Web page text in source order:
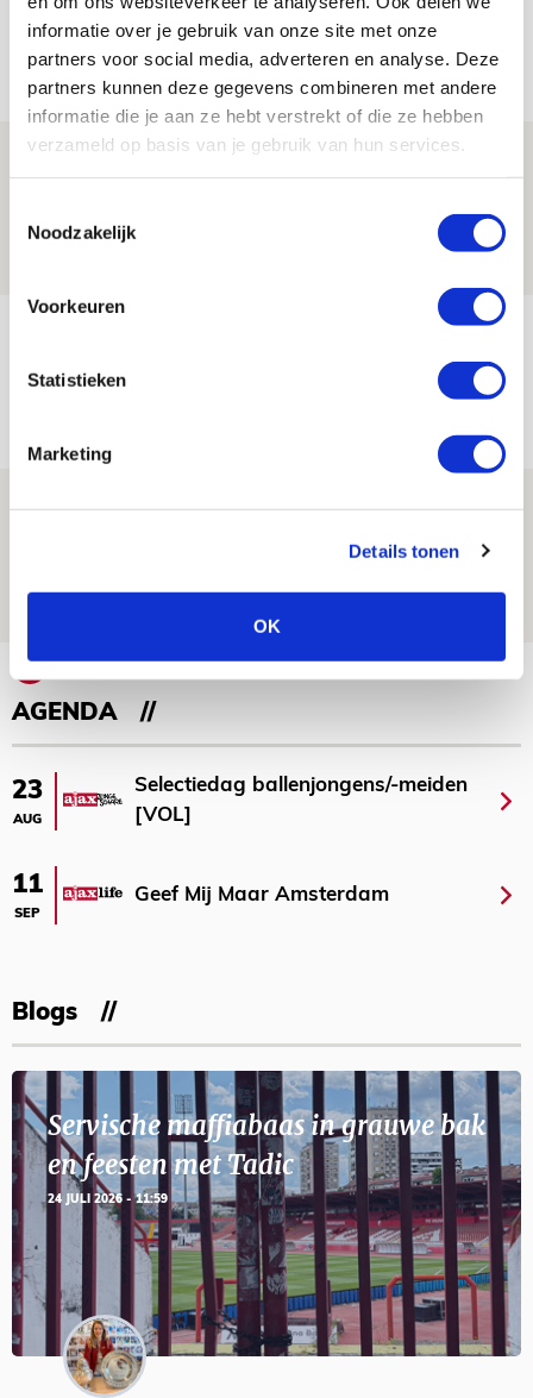
informatie over je gebruik van onze site met onze
partners voor social media, adverteren en analyse. Deze
partners kunnen deze gegevens combineren met andere
informatie die je aan ze hebt verstrekt of die ze hebben
verzameld op basis van je gebruik van hun services.
Noodzakelijk
Voorkeuren
Statistieken
Marketing
Details tonen
OK
Net binnen //
Drie dingen die je moet weten over PEC
08 AUGUSTUS 2026 - 12:32
Míchels elf: met welke formatie begin
jij aan nieuw eredivisieseizoen?
Spelen bij Jong Ajax of Ajax 1? Dat
maakt Abdalla ‘geen reet’ uit
Bekijk meer
AGENDA
23
AUG
Selectiedag ballenjongens/-meiden
[VOL]
11
SEP
Geef Mij Maar Amsterdam
Blogs
Servische maffiabaas in grauwe bak
en feesten met Tadic
24 JULI 2026 - 11:59